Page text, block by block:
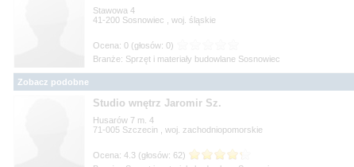
Stawowa 4
41-200
, woj.
Branże: Sprzęt i materiały budowlane Sosnowiec
Zobacz podobne
Studio wnętrz Jaromir Sz.
Husarów 7 m. 4
71-005
, woj.